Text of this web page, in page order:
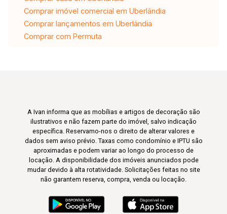
Comprar imóvel comercial em Uberlândia
Comprar lançamentos em Uberlândia
Comprar com Permuta
A Ivan informa que as mobílias e artigos de decoração são
ilustrativos e não fazem parte do imóvel, salvo indicação
específica. Reservamo-nos o direito de alterar valores e
dados sem aviso prévio. Taxas como condomínio e IPTU são
aproximadas e podem variar ao longo do processo de
locação. A disponibilidade dos imóveis anunciados pode
mudar devido à alta rotatividade. Solicitações feitas no site
não garantem reserva, compra, venda ou locação.